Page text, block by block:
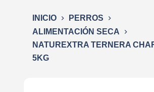
INICIO
PERROS
ALIMENTACIÓN SECA
NATUREXTRA TERNERA
5KG